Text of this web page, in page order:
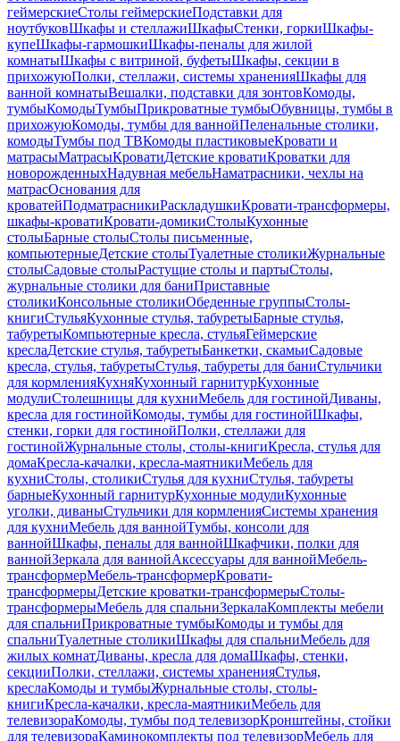
геймерскиеСтолы геймерскиеПодставки для
ноутбуковШкафы и стеллажиШкафыСтенки, горкиШкафы-
купеШкафы-гармошкиШкафы-пеналы для жилой
комнатыШкафы с витриной, буфетыШкафы, секции в
прихожуюПолки, стеллажи, системы храненияШкафы для
ванной комнатыВешалки, подставки для зонтовКомоды,
тумбыКомодыТумбыПрикроватные тумбыОбувницы, тумбы в
прихожуюКомоды, тумбы для ваннойПеленальные столики,
комодыТумбы под ТВКомоды пластиковыеКровати и
матрасыМатрасыКроватиДетские кроватиКроватки для
новорожденныхНадувная мебельНаматрасники, чехлы на
матрасОснования для
кроватейПодматрасникиРаскладушкиКровати-трансформеры,
шкафы-кроватиКровати-домикиСтолыКухонные
столыБарные столыСтолы письменные,
компьютерныеДетские столыТуалетные столикиЖурнальные
столыСадовые столыРастущие столы и партыСтолы,
журнальные столики для баниПриставные
столикиКонсольные столикиОбеденные группыСтолы-
книгиСтульяКухонные стулья, табуретыБарные стулья,
табуретыКомпьютерные кресла, стульяГеймерские
креслаДетские стулья, табуретыБанкетки, скамьиСадовые
кресла, стулья, табуретыСтулья, табуреты для баниСтульчики
для кормленияКухняКухонный гарнитурКухонные
модулиСтолешницы для кухниМебель для гостинойДиваны,
кресла для гостинойКомоды, тумбы для гостинойШкафы,
стенки, горки для гостинойПолки, стеллажи для
гостинойЖурнальные столы, столы-книгиКресла, стулья для
домаКресла-качалки, кресла-маятникиМебель для
кухниСтолы, столикиСтулья для кухниСтулья, табуреты
барныеКухонный гарнитурКухонные модулиКухонные
уголки, диваныСтульчики для кормленияСистемы хранения
для кухниМебель для ваннойТумбы, консоли для
ваннойШкафы, пеналы для ваннойШкафчики, полки для
ваннойЗеркала для ваннойАксессуары для ваннойМебель-
трансформерМебель-трансформерКровати-
трансформерыДетские кроватки-трансформерыСтолы-
трансформерыМебель для спальниЗеркалаКомплекты мебели
для спальниПрикроватные тумбыКомоды и тумбы для
спальниТуалетные столикиШкафы для спальниМебель для
жилых комнатДиваны, кресла для домаШкафы, стенки,
секцииПолки, стеллажи, системы храненияСтулья,
креслаКомоды и тумбыЖурнальные столы, столы-
книгиКресла-качалки, кресла-маятникиМебель для
телевизораКомоды, тумбы под телевизорКронштейны, стойки
для телевизораКаминокомплекты под телевизорМебель для